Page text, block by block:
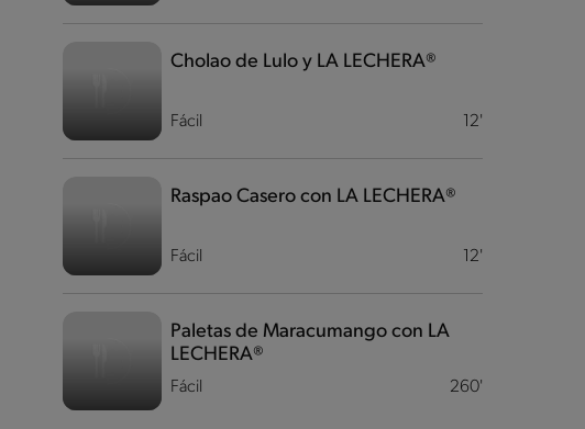
Fácil 12'
Cholao de Lulo y LA LECHERA®
Fácil 12'
Raspao Casero con LA LECHERA®
Fácil 260'
Paletas de Maracumango con LA
LECHERA®